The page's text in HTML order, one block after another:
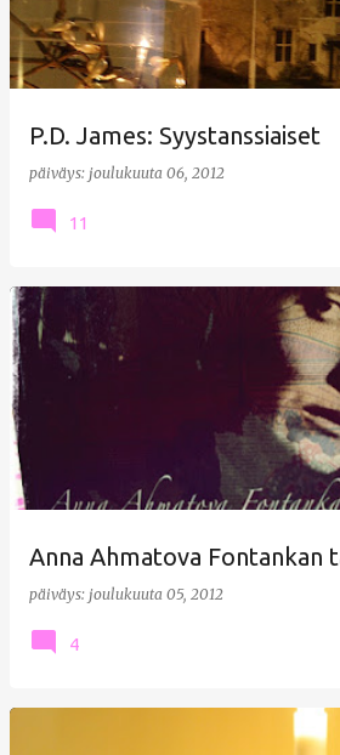
P.D. James: Syystanssiaiset
päiväys: joulukuuta 06, 2012
11
Anna Ahmatova Fontankan
päiväys: joulukuuta 05, 2012
4